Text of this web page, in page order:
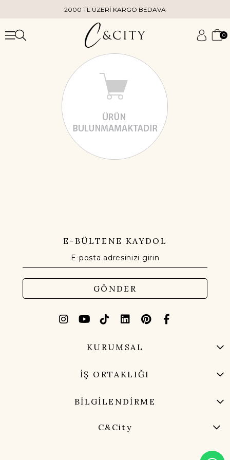
2000 TL ÜZERİ KARGO BEDAVA
0
E-BÜLTENE KAYDOL
GÖNDER
KURUMSAL
İŞ ORTAKLIĞI
BİLGİLENDİRME
C&City